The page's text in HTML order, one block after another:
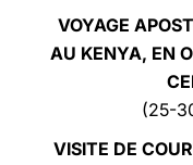
VOYAGE
AU KENYA, EN
(25-
VISITE DE